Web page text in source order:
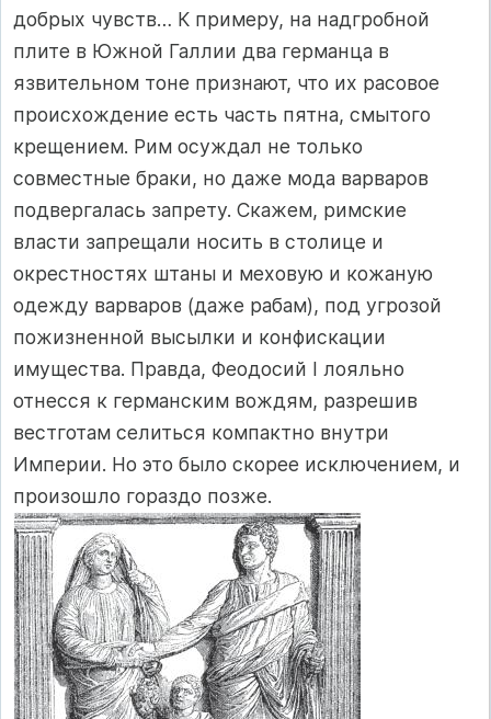
добрых чувств… К примеру, на надгробной
плите в Южной Галлии два германца в
язвительном тоне признают, что их расовое
происхождение есть часть пятна, смытого
крещением. Рим осуждал не только
совместные браки, но даже мода варваров
подвергалась запрету. Скажем, римские
власти запрещали носить в столице и
окрестностях штаны и меховую и кожаную
одежду варваров (даже рабам), под угрозой
пожизненной высылки и конфискации
имущества. Правда, Феодосий I лояльно
отнесся к германским вождям, разрешив
вестготам селиться компактно внутри
Империи. Но это было скорее исключением, и
произошло гораздо позже.